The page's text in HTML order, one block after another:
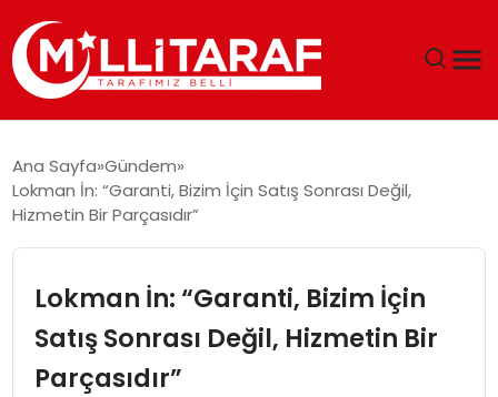
ÖZEL SAYFALAR
SPOR
Ana Sayfa Gündem
Lokman İn: “Garanti, Bizim İçin Satış Sonrası Değil,
Hizmetin Bir Parçasıdır”
Lokman İn: “Garanti, Bizim İçin
Satış Sonrası Değil, Hizmetin Bir
Parçasıdır”